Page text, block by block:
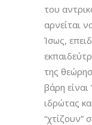
του
αρνείται
Ίσως,
της
βάρη είναι
ιδρώτας
“χτίζουν”